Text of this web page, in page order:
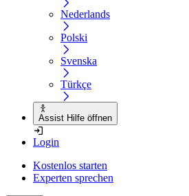
Nederlands
Polski
Svenska
Türkçe
Assist Hilfe öffnen
Login
Kostenlos starten
Experten sprechen